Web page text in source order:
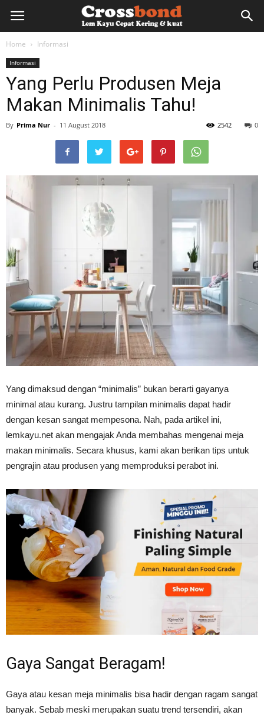
lemkayu.net
Kertas,
Vinyl
Cepat
Kering,
Kuat
&
Tahan
Lama
Home Informasi
Informasi
Yang Perlu Produsen Meja
Makan Minimalis Tahu!
By Prima Nur - 11 August 2018 0
2542
Yang dimaksud dengan “minimalis” bukan berarti gayanya
minimal atau kurang. Justru tampilan minimalis dapat hadir
dengan kesan sangat mempesona. Nah, pada artikel ini,
lemkayu.net akan mengajak Anda membahas mengenai meja
makan minimalis. Secara khusus, kami akan berikan tips untuk
pengrajin atau produsen yang memproduksi perabot ini.
Gaya Sangat Beragam!
Gaya atau kesan meja minimalis bisa hadir dengan ragam sangat
banyak. Sebab meski merupakan suatu trend tersendiri, akan